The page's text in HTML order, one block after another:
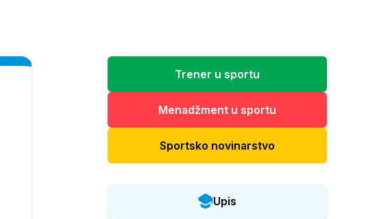
Trener u sportu
Menadžment u sportu
Sportsko novinarstvo
Upis